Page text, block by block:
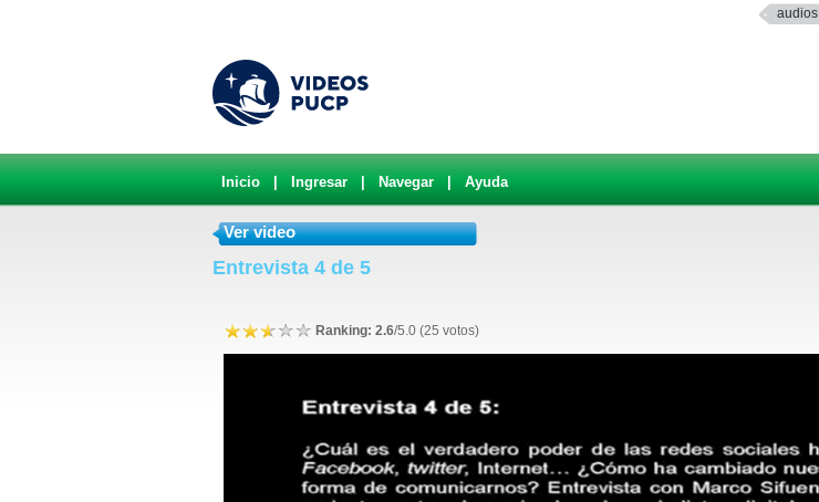
audios
Inicio Ingresar Navegar Ayuda
Ver video
Entrevista 4 de 5
Ranking: 2.6/5.0 (25 votos)